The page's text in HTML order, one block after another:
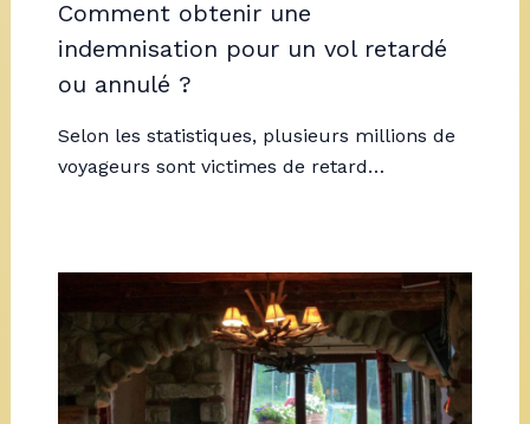
Comment obtenir une
indemnisation pour un vol retardé
ou annulé ?
Selon les statistiques, plusieurs millions de
voyageurs sont victimes de retard…